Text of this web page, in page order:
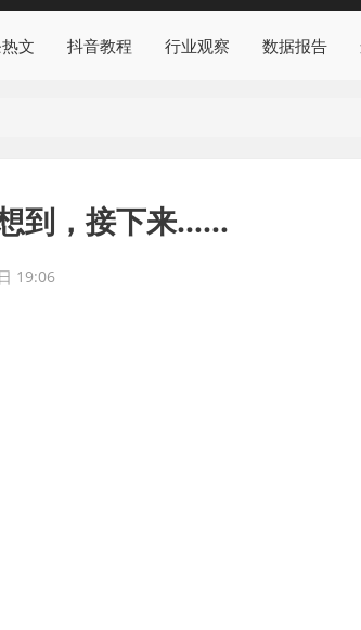
文 抖音教程 行业观察 数据报告
到，接下来……
19:06